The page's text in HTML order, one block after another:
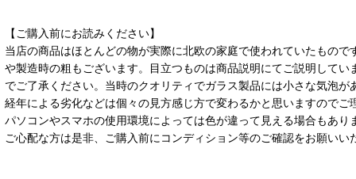
【ご購入前にお読みください】
当店の商品はほとんどの物が実際に北欧の家庭で使われていたもの
や製造時の粗もございます。目立つものは商品説明にてご説明して
でご了承ください。当時のクオリティでガラス製品には小さな気泡が
経年による劣化などは個々の見方感じ方で変わるかと思いますのでご
パソコンやスマホの使用環境によっては色が違って見える場合もあ
ご心配な方は是非、ご購入前にコンディション等のご確認をお願い